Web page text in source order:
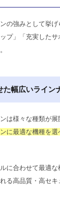
の強みとして挙
プ」「充実した
幅広いライン
は様々な種類が展
に最適な機種を選
に合わせて最適な
る高品質・高セ